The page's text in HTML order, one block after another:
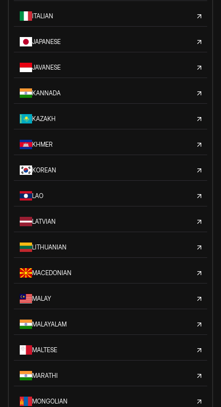
ITALIAN
JAPANESE
JAVANESE
KANNADA
KAZAKH
KHMER
KOREAN
LAO
LATVIAN
LITHUANIAN
MACEDONIAN
MALAY
MALAYALAM
MALTESE
MARATHI
MONGOLIAN